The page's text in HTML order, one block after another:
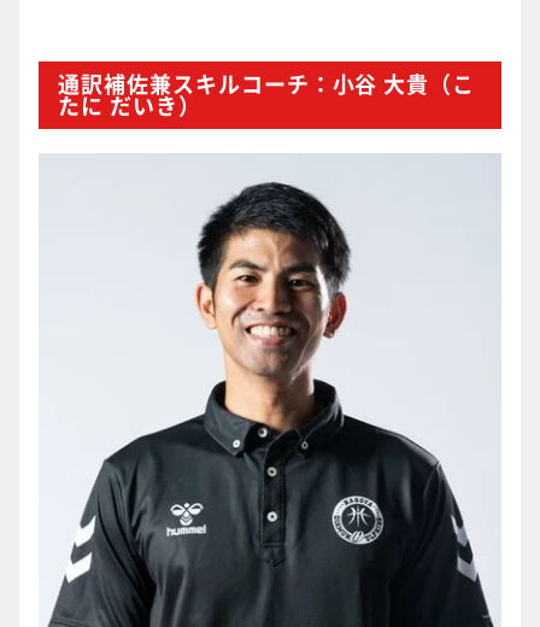
通訳補佐兼スキルコーチ：小谷 大貴（こ
たに だいき）